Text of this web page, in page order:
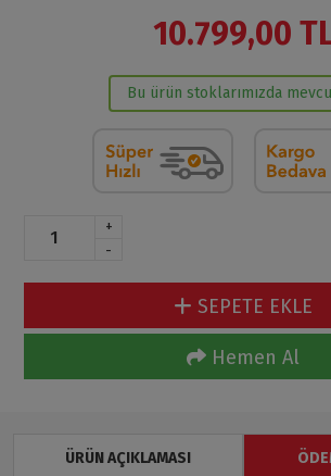
10.799,00
Bu ürün stoklarımızda
+
-
SEPETE EKLE
Hemen Al
ÜRÜN AÇIKLAMASI